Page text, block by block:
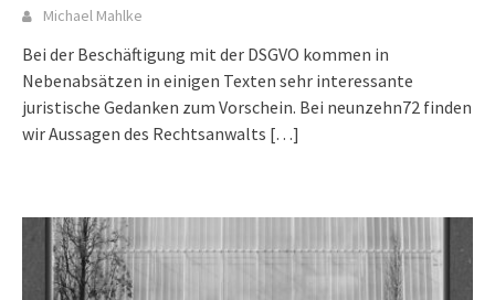
Michael Mahlke
Bei der Beschäftigung mit der DSGVO kommen in
Nebenabsätzen in einigen Texten sehr interessante
juristische Gedanken zum Vorschein. Bei neunzehn72 finden
wir Aussagen des Rechtsanwalts […]